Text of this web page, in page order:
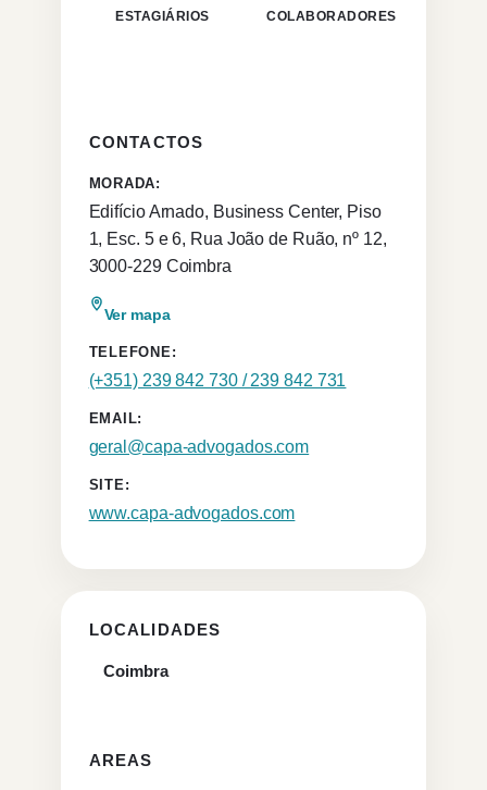
ESTAGIÁRIOS COLABORADORES
CONTACTOS
MORADA:
Edifício Arnado, Business Center, Piso
1, Esc. 5 e 6, Rua João de Ruão, nº 12,
3000-229 Coimbra
Ver mapa
TELEFONE:
(+351) 239 842 730 / 239 842 731
EMAIL:
geral@capa-advogados.com
SITE:
www.capa-advogados.com
LOCALIDADES
Coimbra
AREAS